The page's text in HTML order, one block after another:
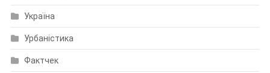
Україна
Урбаністика
Фактчек